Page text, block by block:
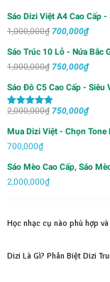
Sáo Dizi Việt A4 Cao Cấp -
1,000,000₫ Giá
gốc
700,000₫Giá
hiện
Sáo Trúc 10 Lỗ - Nứa Bắc
1,000,000₫ Giá
là:
1,000,000₫.
750,000₫Giá
là:
Sáo Đô C5 Cao Cấp - Siêu
Được xếp
sao
2,000,000₫ Giá
750,000₫Giá
Mua Dizi Việt - Chọn Tone
700,000₫
Sáo Mèo Cao Cấp, Sáo
2,000,000₫
Học nhạc cụ nào phù hợp
Dizi Là Gì? Phân Biệt Dizi